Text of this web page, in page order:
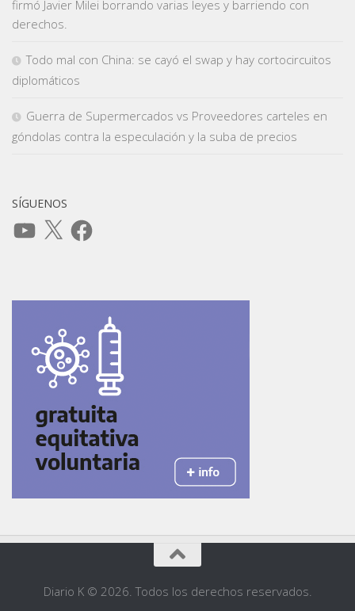
firmó Javier Milei borrando varias leyes y barriendo con
derechos.
Todo mal con China: se cayó el swap y hay cortocircuitos
diplomáticos
Guerra de Supermercados vs Proveedores carteles en
góndolas contra la especulación y la suba de precios
SÍGUENOS
YouTube
X Facebook
Diario K © 2026. Todos los derechos reservados.